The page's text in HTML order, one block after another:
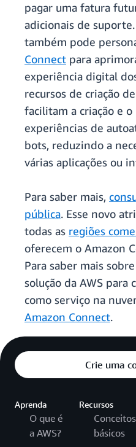
pagar uma fatura
adicionais de
também pode
Connect para
experiência digital
recursos de criação
facilitam a criação e
experiências de
bots, reduzindo a
várias aplicações ou
Para saber mais,
pública. Esse novo
todas as regiões
oferecem o Amazon
Para saber mais
solução da AWS
como serviço na
Amazon Connect.
Crie uma
Aprenda
O que é
a AWS?
Recursos
Conceitos
básicos